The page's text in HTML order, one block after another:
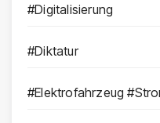
#Digitalisierung
#Diktatur
#Elektrofahrzeug